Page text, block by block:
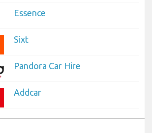
Essence
Sixt
Pandora Car Hire
Addcar